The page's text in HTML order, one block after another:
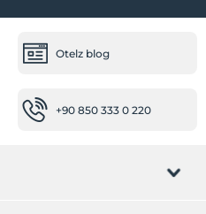
Otelz blog
+90 850 333 0 220